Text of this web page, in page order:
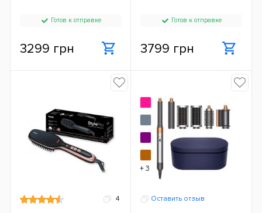
Готов к отправке
3299 грн
Готов к отправке
3799 грн
4 Оставить отзыв
+ 3